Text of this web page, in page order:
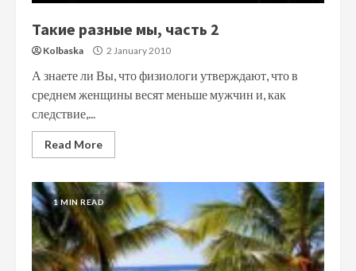
Такие разные мы, часть 2
Kolbaska 2 January 2010
А знаете ли Вы, что физиологи утверждают, что в
среднем женщины весят меньше мужчин и, как
следствие,...
Read More
1 MIN READ